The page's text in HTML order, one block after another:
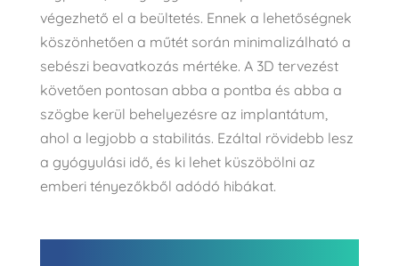
végezhető el a beültetés. Ennek a lehetőségnek
köszönhetően a műtét során minimalizálható a
sebészi beavatkozás mértéke. A 3D tervezést
követően pontosan abba a pontba és abba a
szögbe kerül behelyezésre az implantátum,
ahol a legjobb a stabilitás. Ezáltal rövidebb lesz
a gyógyulási idő, és ki lehet küszöbölni az
emberi tényezőkből adódó hibákat.